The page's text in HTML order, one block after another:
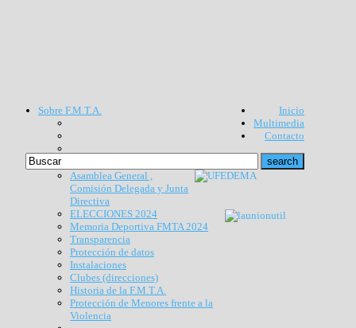
Inicio
Multimedia
Contacto
Sobre F.M.T.A.
Asamblea General ,
Comisión Delegada y Junta
Directiva
ELECCIONES 2024
Memoria Deportiva FMTA 2024
Transparencia
Protección de datos
Instalaciones
Clubes (direcciones)
Historia de la F.M.T.A.
Protección de Menores frente a la
Violencia